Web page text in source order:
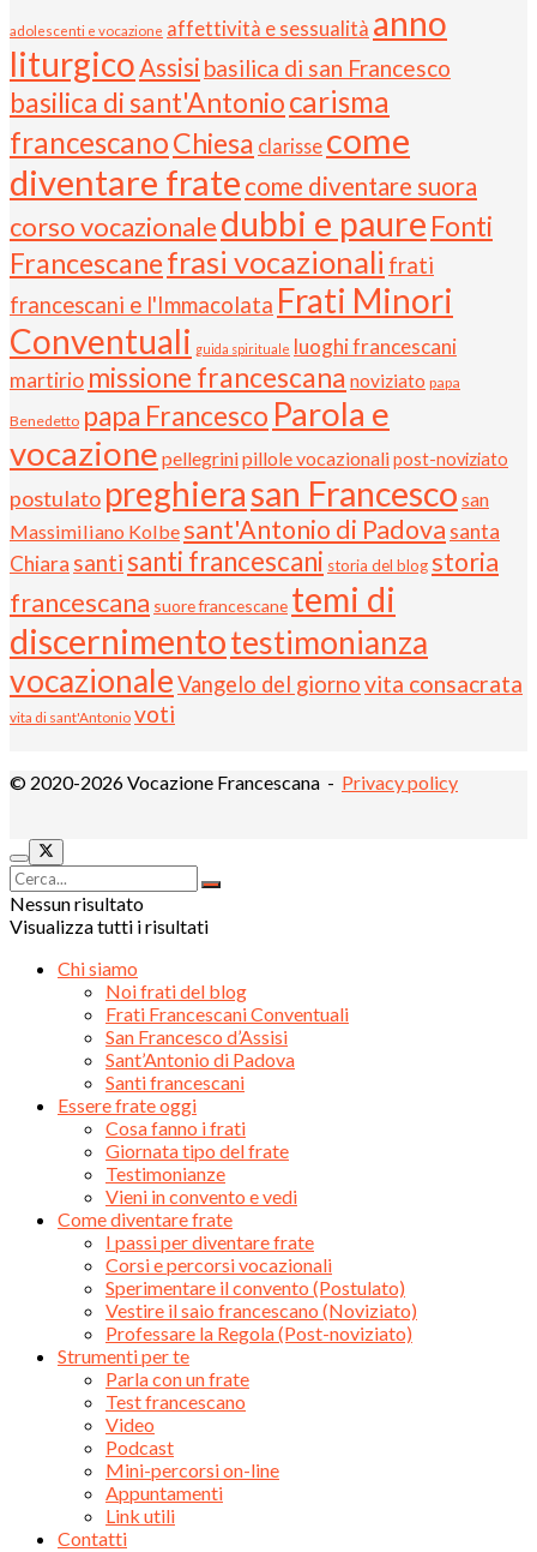
adolescenti e vocazione affettività e sessualità anno
liturgico Assisi basilica di san Francesco
basilica di sant'Antoniocarisma
francescanoChiesa clarisse come
diventare frate come diventare suora
corso vocazionaledubbi e paure Fonti
Francescanefrasi vocazionali frati
francescani e l'Immacolata Frati Minori
Conventuali guida spirituale luoghi francescani
martirio missione francescana noviziato papa
Benedetto papa Francesco Parola e
vocazione pellegrinipillole vocazionalipost-noviziato
postulato preghierasan Francesco san
Massimiliano Kolbe sant'Antonio di Padova santa
Chiara santisanti francescani storia del blog storia
francescana suore francescane temi di
discernimentotestimonianza
vocazionaleVangelo del giornovita consacrata
vita di sant'Antonio voti
© 2020-2026 Vocazione Francescana - Privacy policy
Nessun risultato
Visualizza tutti i risultati
Chi siamo
Noi frati del blog
Frati Francescani Conventuali
San Francesco d’Assisi
Sant’Antonio di Padova
Santi francescani
Essere frate oggi
Cosa fanno i frati
Giornata tipo del frate
Testimonianze
Vieni in convento e vedi
Come diventare frate
I passi per diventare frate
Corsi e percorsi vocazionali
Sperimentare il convento (Postulato)
Vestire il saio francescano (Noviziato)
Professare la Regola (Post-noviziato)
Strumenti per te
Parla con un frate
Test francescano
Video
Podcast
Mini-percorsi on-line
Appuntamenti
Link utili
Contatti